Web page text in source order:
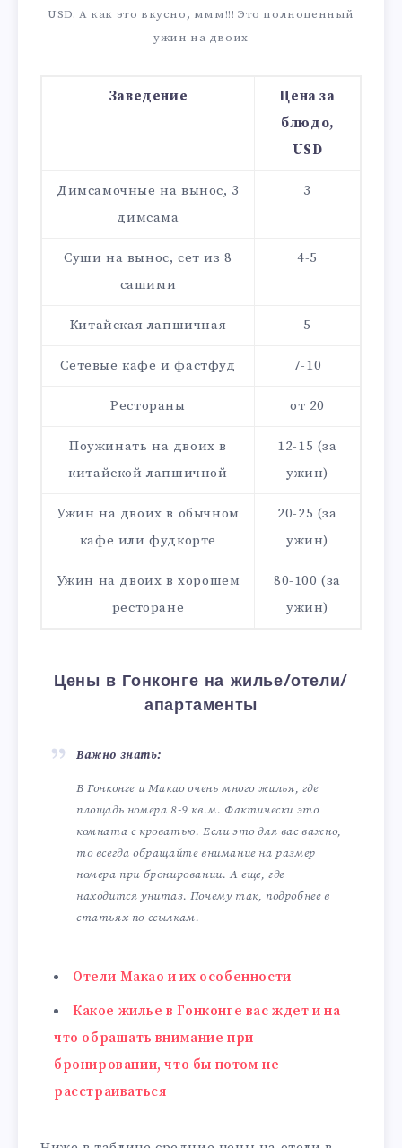
USD. А как это вкусно, ммм!!! Это полноценный
ужин на двоих
Заведение
Цена за
блюдо,
USD
Димсамочные на вынос, 3
димсама
3
Суши на вынос, сет из 8
сашими
4-5
Китайская лапшичная 5
Сетевые кафе и фастфуд 7-10
Рестораны от 20
Поужинать на двоих в
китайской лапшичной
12-15 (за
ужин)
Ужин на двоих в обычном
кафе или фудкорте
20-25 (за
ужин)
Ужин на двоих в хорошем
ресторане
80-100 (за
ужин)
Цены в Гонконге на жилье/отели/
апартаменты
Важно знать:
В Гонконге и Макао очень много жилья, где
площадь номера 8-9 кв.м. Фактически это
комната с кроватью. Если это для вас важно,
то всегда обращайте внимание на размер
номера при бронировании. А еще, где
находится унитаз. Почему так, подробнее в
статьях по ссылкам.
Отели Макао и их особенности
Какое жилье в Гонконге вас ждет и на
что обращать внимание при
бронировании, что бы потом не
расстраиваться